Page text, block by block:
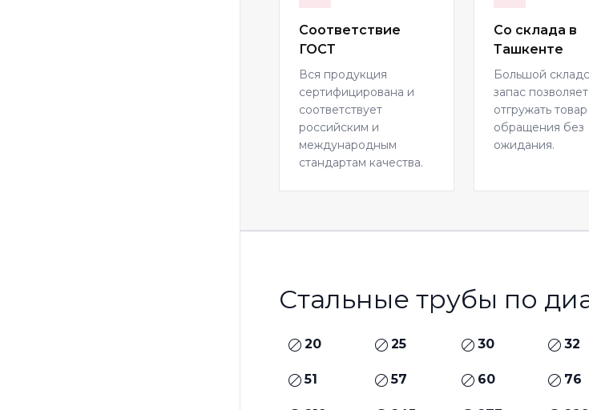
Соответствие
ГОСТ
Вся продукция
сертифицирована и
соответствует
российским и
международным
стандартам качества.
Со склада в
Ташкенте
Большой
запас позволяет
отгружать
обращения без
ожидания.
Стальные трубы по
20 25 30 32
51 57 60 76